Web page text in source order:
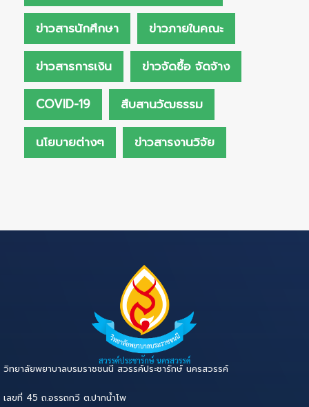
ข่าวสารนักศึกษา ข่าวภายในคณะ
ข่าวสารการเงิน ข่าวจัดซื้อ จัดจ้าง
COVID-19 สืบสานวัฒธรรม
นโยบายต่างๆ ข่าวสารงานวิจัย
วิทยาลัยพยาบาลบรมราชชนนี สวรรค์ประชารักษ์ นครสวรรค์
เลขที่ 45 ถ.อรรถกวี ต.ปากน้ำโพ